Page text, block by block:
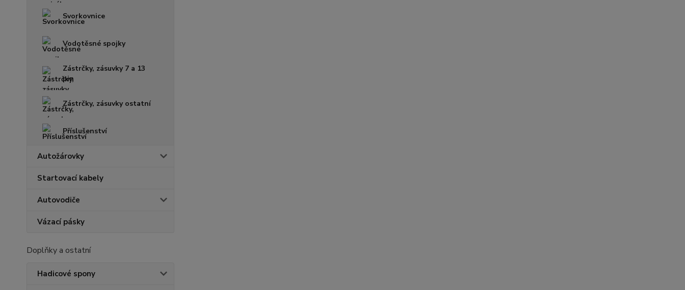
Svorkovnice
Vodotěsné spojky
Zástrčky, zásuvky 7 a 13
pin
Zástrčky, zásuvky ostatní
Příslušenství
Autožárovky
Startovací kabely
Autovodiče
Vázací pásky
Doplňky a ostatní
Hadicové spony